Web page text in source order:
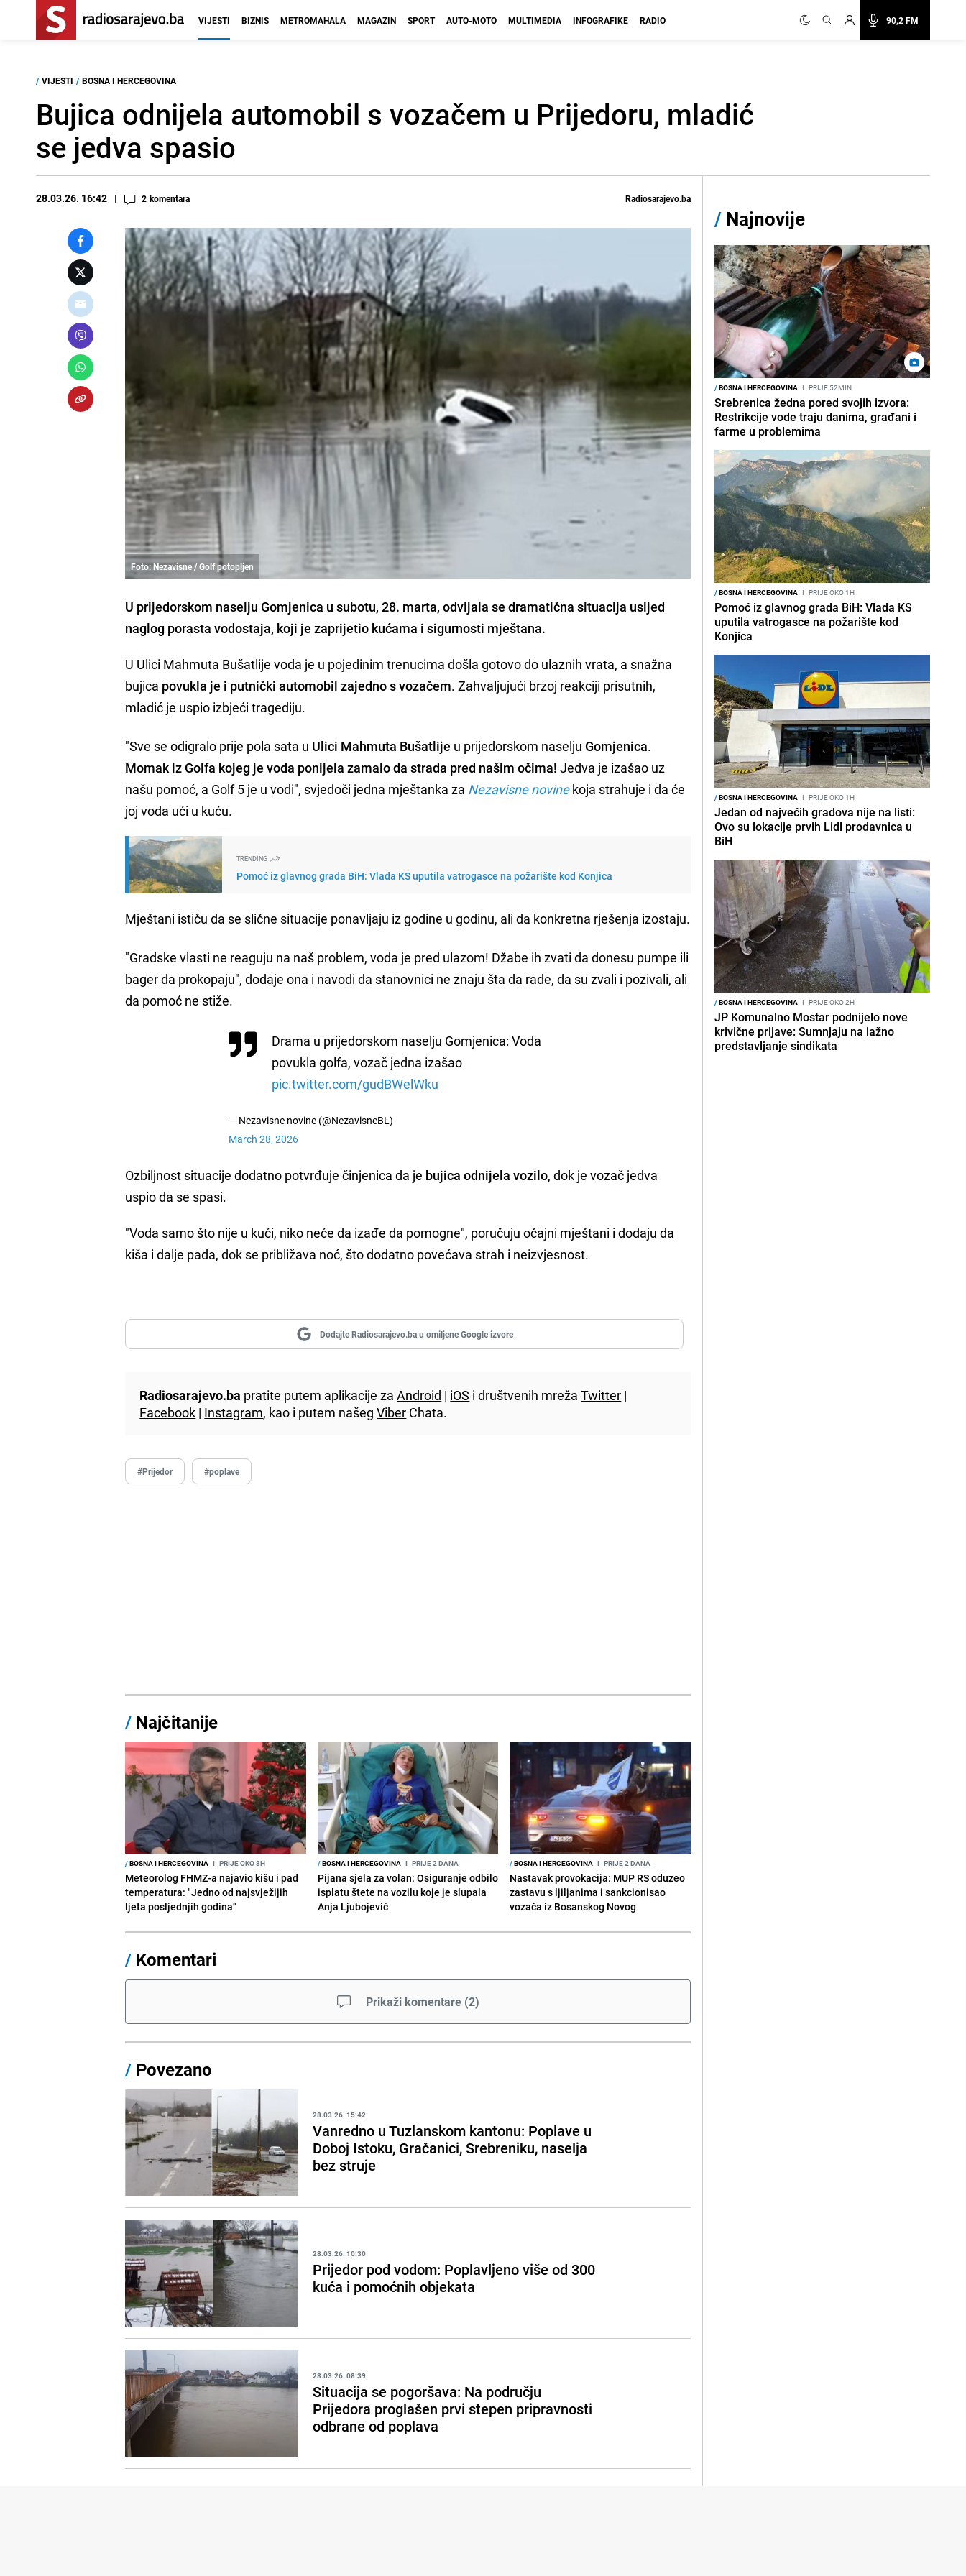
90,2 FM
VIJESTI BIZNIS METROMAHALA MAGAZIN SPORT AUTO-MOTO MULTIMEDIA INFOGRAFIKE RADIO
/ VIJESTI / BOSNA I HERCEGOVINA
Bujica odnijela automobil s vozačem u Prijedoru, mladić
se jedva spasio
28.03.26. 16:42 2 komentara Radiosarajevo.ba
Foto: Nezavisne / Golf potopljen
U prijedorskom naselju Gomjenica u subotu, 28. marta, odvijala se dramatična situacija usljed
naglog porasta vodostaja, koji je zaprijetio kućama i sigurnosti mještana.
U Ulici Mahmuta Bušatlije voda je u pojedinim trenucima došla gotovo do ulaznih vrata, a snažna
bujica povukla je i putnički automobil zajedno s vozačem. Zahvaljujući brzoj reakciji prisutnih,
mladić je uspio izbjeći tragediju.
"Sve se odigralo prije pola sata u Ulici Mahmuta Bušatlije u prijedorskom naselju Gomjenica.
Momak iz Golfa kojeg je voda ponijela zamalo da strada pred našim očima! Jedva je izašao uz
našu pomoć, a Golf 5 je u vodi", svjedoči jedna mještanka za Nezavisne novinekoja strahuje i da će
joj voda ući u kuću.
TRENDING
Pomoć iz glavnog grada BiH: Vlada KS uputila vatrogasce na požarište kod Konjica
Mještani ističu da se slične situacije ponavljaju iz godine u godinu, ali da konkretna rješenja izostaju.
"Gradske vlasti ne reaguju na naš problem, voda je pred ulazom! Džabe ih zvati da donesu pumpe ili
bager da prokopaju", dodaje ona i navodi da stanovnici ne znaju šta da rade, da su zvali i pozivali, ali
da pomoć ne stiže.
Drama u prijedorskom naselju Gomjenica: Voda
povukla golfa, vozač jedna izašao
pic.twitter.com/gudBWelWku
— Nezavisne novine (@NezavisneBL)
March 28, 2026
Ozbiljnost situacije dodatno potvrđuje činjenica da je bujica odnijela vozilo, dok je vozač jedva
uspio da se spasi.
"Voda samo što nije u kući, niko neće da izađe da pomogne", poručuju očajni mještani i dodaju da
kiša i dalje pada, dok se približava noć, što dodatno povećava strah i neizvjesnost.
Dodajte Radiosarajevo.ba u omiljene Google izvore
Radiosarajevo.ba pratite putem aplikacije zaAndroid | iOS i društvenih mrežaTwitter |
Facebook | Instagram, kao i putem našegViber Chata.
#Prijedor #poplave
/ Najčitanije
/BOSNA I HERCEGOVINA I PRIJE OKO 8H
Meteorolog FHMZ-a najavio kišu i pad
temperatura: "Jedno od najsvježijih
ljeta posljednjih godina"
/BOSNA I HERCEGOVINA I PRIJE 2 DANA
Pijana sjela za volan: Osiguranje odbilo
isplatu štete na vozilu koje je slupala
Anja Ljubojević
/BOSNA I HERCEGOVINA I PRIJE 2 DANA
Nastavak provokacija: MUP RS oduzeo
zastavu s ljiljanima i sankcionisao
vozača iz Bosanskog Novog
/ Komentari
Prikaži komentare (2)
/ Povezano
28.03.26. 15:42
Vanredno u Tuzlanskom kantonu: Poplave u
Doboj Istoku, Gračanici, Srebreniku, naselja
bez struje
28.03.26. 10:30
Prijedor pod vodom: Poplavljeno više od 300
kuća i pomoćnih objekata
28.03.26. 08:39
Situacija se pogoršava: Na području
Prijedora proglašen prvi stepen pripravnosti
odbrane od poplava
/ Najnovije
/BOSNA I HERCEGOVINA I PRIJE 52MIN
Srebrenica žedna pored svojih izvora:
Restrikcije vode traju danima, građani i
farme u problemima
/BOSNA I HERCEGOVINA I PRIJE OKO 1H
Pomoć iz glavnog grada BiH: Vlada KS
uputila vatrogasce na požarište kod
Konjica
/BOSNA I HERCEGOVINA I PRIJE OKO 1H
Jedan od najvećih gradova nije na listi:
Ovo su lokacije prvih Lidl prodavnica u
BiH
/BOSNA I HERCEGOVINA I PRIJE OKO 2H
JP Komunalno Mostar podnijelo nove
krivične prijave: Sumnjaju na lažno
predstavljanje sindikata